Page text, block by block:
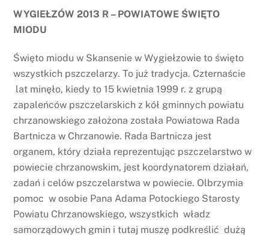
WYGIEŁZÓW 2013 R – POWIATOWE ŚWIĘTO
MIODU
Święto miodu w Skansenie w Wygiełzowie to święto
wszystkich pszczelarzy. To już tradycja. Czternaście
lat minęło, kiedy to 15 kwietnia 1999 r. z grupą
zapaleńców pszczelarskich z kół gminnych powiatu
chrzanowskiego założona została Powiatowa Rada
Bartnicza w Chrzanowie. Rada Bartnicza jest
organem, który działa reprezentując pszczelarstwo w
powiecie chrzanowskim, jest koordynatorem działań,
zadań i celów pszczelarstwa w powiecie. Olbrzymia
pomoc w osobie Pana Adama Potockiego Starosty
Powiatu Chrzanowskiego, wszystkich władz
samorządowych gmin i tutaj muszę podkreślić dużą